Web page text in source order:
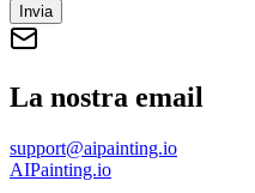
Invia
La nostra email
support@aipainting.io
AIPainting.io